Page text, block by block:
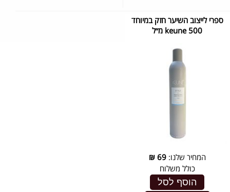
ספרי לייצוב השיער חזק במיוחד
keune 500 מ״ל
המחיר שלנו:69
₪
כולל משלוח
הוסף לסל